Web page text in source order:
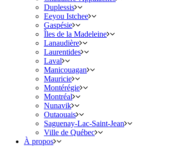
Duplessis
Eeyou Istchee
Gaspésie
Îles de la Madeleine
Lanaudière
Laurentides
Laval
Manicouagan
Mauricie
Montérégie
Montréal
Nunavik
Outaouais
Saguenay-Lac-Saint-Jean
Ville de Québec
À propos